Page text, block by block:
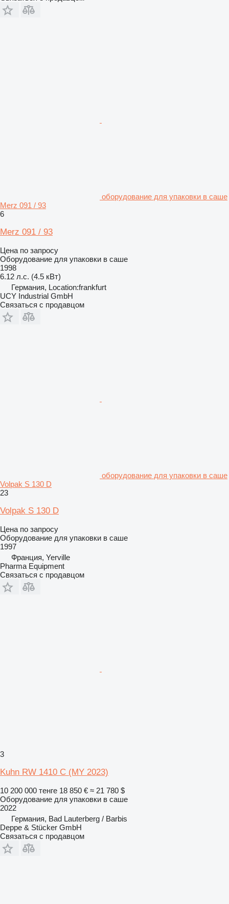
оборудование для упаковки в саше
Merz 091 / 93
6
Merz 091 / 93
Цена по запросу
Оборудование для упаковки в саше
1998
6.12 л.с. (4.5 кВт)
Германия, Location:frankfurt
UCY Industrial GmbH
Связаться с продавцом
оборудование для упаковки в саше
Volpak S 130 D
23
Volpak S 130 D
Цена по запросу
Оборудование для упаковки в саше
1997
Франция, Yerville
Pharma Equipment
Связаться с продавцом
3
Kuhn RW 1410 C (MY 2023)
10 200 000 тенге 18 850 € ≈ 21 780 $
Оборудование для упаковки в саше
2022
Германия, Bad Lauterberg / Barbis
Deppe & Stücker GmbH
Связаться с продавцом